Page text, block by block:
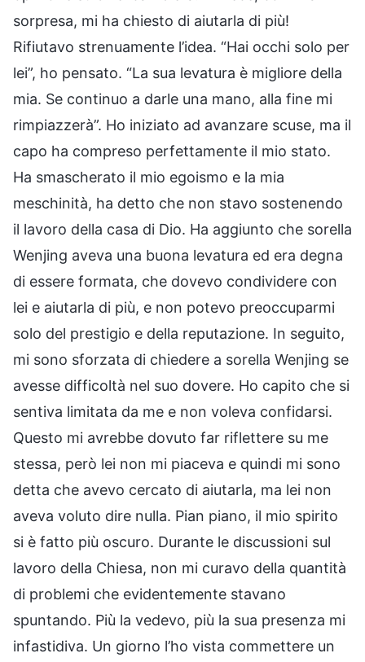
sorpresa, mi ha chiesto di aiutarla di più!
Rifiutavo strenuamente l’idea. “Hai occhi solo per
lei”, ho pensato. “La sua levatura è migliore della
mia. Se continuo a darle una mano, alla fine mi
rimpiazzerà”. Ho iniziato ad avanzare scuse, ma il
capo ha compreso perfettamente il mio stato.
Ha smascherato il mio egoismo e la mia
meschinità, ha detto che non stavo sostenendo
il lavoro della casa di Dio. Ha aggiunto che sorella
Wenjing aveva una buona levatura ed era degna
di essere formata, che dovevo condividere con
lei e aiutarla di più, e non potevo preoccuparmi
solo del prestigio e della reputazione. In seguito,
mi sono sforzata di chiedere a sorella Wenjing se
avesse difficoltà nel suo dovere. Ho capito che si
sentiva limitata da me e non voleva confidarsi.
Questo mi avrebbe dovuto far riflettere su me
stessa, però lei non mi piaceva e quindi mi sono
detta che avevo cercato di aiutarla, ma lei non
aveva voluto dire nulla. Pian piano, il mio spirito
si è fatto più oscuro. Durante le discussioni sul
lavoro della Chiesa, non mi curavo della quantità
di problemi che evidentemente stavano
spuntando. Più la vedevo, più la sua presenza mi
infastidiva. Un giorno l’ho vista commettere un